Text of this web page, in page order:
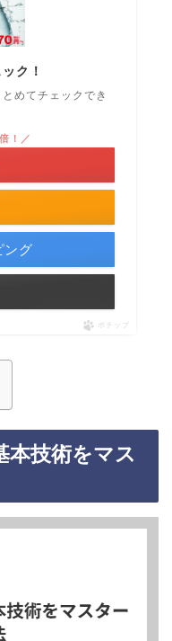
ク！
めてチェックでき
！／
ング
ポチップ
本技術をマス